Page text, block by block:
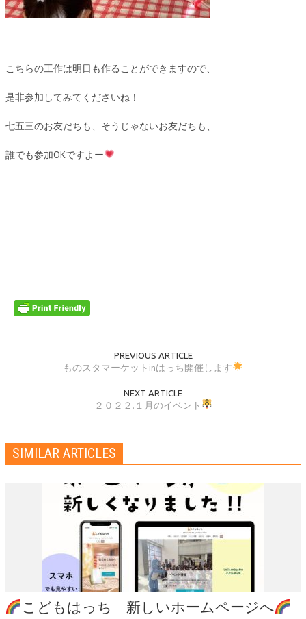
こちらの工作は明日も作ることができますので、
是非参加してみてくださいね！
七五三のお友だちも、そうじゃないお友だちも、
誰でも参加OKですよー
PREVIOUS ARTICLE
ものスタマーケットinはっち開催します
NEXT ARTICLE
２０２２.１月のイベント
SIMILAR ARTICLES
こどもはっち 新しいホームページへ